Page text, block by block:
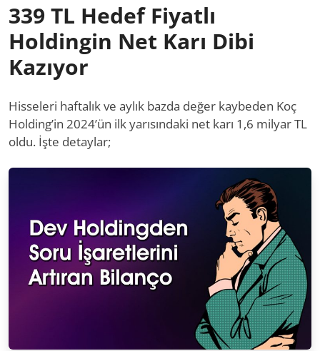
339 TL Hedef Fiyatlı
Holdingin Net Karı Dibi
Kazıyor
Hisseleri haftalık ve aylık bazda değer kaybeden Koç
Holding’in 2024’ün ilk yarısındaki net karı 1,6 milyar TL
oldu. İşte detaylar;